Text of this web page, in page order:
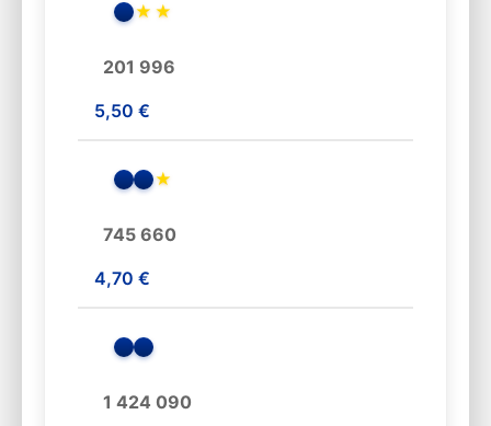
★ ★
201 996
5,50 €
★
745 660
4,70 €
1 424 090